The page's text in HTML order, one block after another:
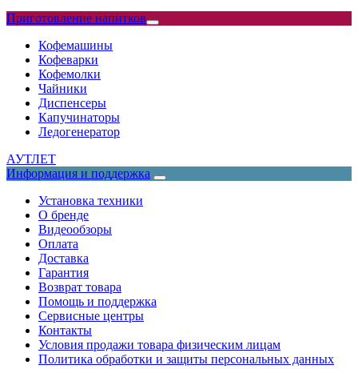
Приготовление напитков
Кофемашины
Кофеварки
Кофемолки
Чайники
Диспенсеры
Капучинаторы
Ледогенератор
АУТЛЕТ
Информация и поддержка
Установка техники
О бренде
Видеообзоры
Оплата
Доставка
Гарантия
Возврат товара
Помощь и поддержка
Сервисные центры
Контакты
Условия продажи товара физическим лицам
Политика обработки и защиты персональных данных